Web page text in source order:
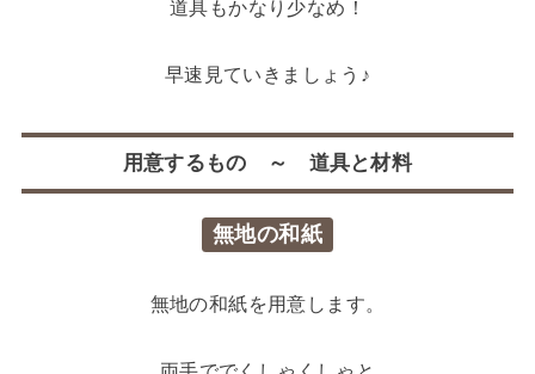
道具もかなり少なめ！
早速見ていきましょう♪
用意するもの ～ 道具と材料
無地の和紙
無地の和紙を用意します。